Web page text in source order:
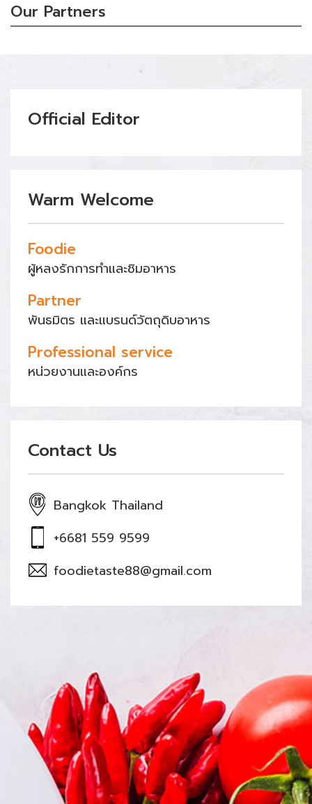
Our Partners
Official Editor
Warm Welcome
Foodie
ผู้หลงรักการทำและชิมอาหาร
Partner
พันธมิตร และแบรนด์วัตถุดิบอาหาร
Professional service
หน่วยงานและองค์กร
Contact Us
Bangkok Thailand
+6681 559 9599
foodietaste88@gmail.com